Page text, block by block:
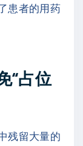
患者的用药
“占位
残留大量的